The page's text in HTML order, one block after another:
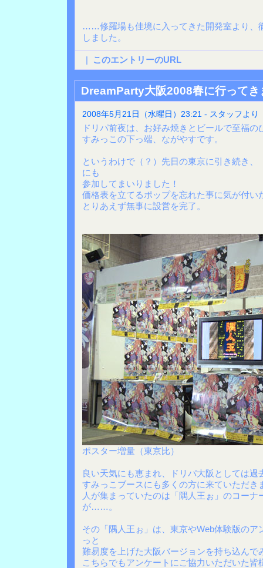
……修羅場も佳境に入ってきた開発室より、
しました。
| このエントリーのURL
DreamParty大阪2008春に行ってき
2008年5月21日（水曜日）23:21 - スタッフより
ドリパ前夜は、お好み焼きとビールで至福
すみっこの下っ端、ながやすです。
というわけで（？）先日の東京に引き続き、
にも
参加してまいりました！
価格表を立てるポップを忘れた事に気が付い
とりあえず無事に設営を完了。
ポスター増量（東京比）
良い天気にも恵まれ、ドリパ大阪としては
すみっこブースにも多くの方に来ていただき
人が集まっていたのは「隅人王ぉ」のコーナ
が……。
その「隅人王ぉ」は、東京やWeb体験版のア
っと
難易度を上げた大阪バージョンを持ち込んで
こちらでもアンケートにご協力いただいた皆